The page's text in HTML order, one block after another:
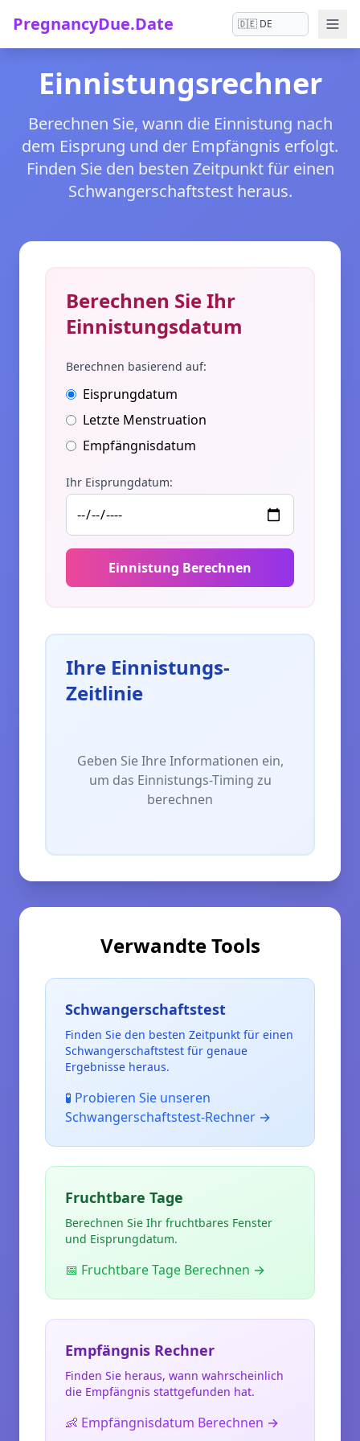
PregnancyDue.Date
Einnistungsrechner
Berechnen Sie, wann die Einnistung nach
dem Eisprung und der Empfängnis erfolgt.
Finden Sie den besten Zeitpunkt für einen
Schwangerschaftstest heraus.
Berechnen Sie Ihr
Einnistungsdatum
Berechnen basierend auf:
Eisprungdatum
Letzte Menstruation
Empfängnisdatum
Ihr Eisprungdatum:
Einnistung Berechnen
Ihre Einnistungs-
Zeitlinie
Geben Sie Ihre Informationen ein,
um das Einnistungs-Timing zu
berechnen
Verwandte Tools
Schwangerschaftstest
Finden Sie den besten Zeitpunkt für einen
Schwangerschaftstest für genaue
Ergebnisse heraus.
🧪 Probieren Sie unseren
Schwangerschaftstest-Rechner →
Fruchtbare Tage
Berechnen Sie Ihr fruchtbares Fenster
und Eisprungdatum.
📅 Fruchtbare Tage Berechnen →
Empfängnis Rechner
Finden Sie heraus, wann wahrscheinlich
die Empfängnis stattgefunden hat.
👶 Empfängnisdatum Berechnen →